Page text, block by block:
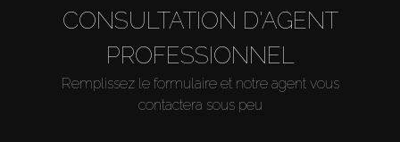
CONSULTATION D'AGENT
PROFESSIONNEL
Remplissez le formulaire et notre agent vous
contactera sous peu